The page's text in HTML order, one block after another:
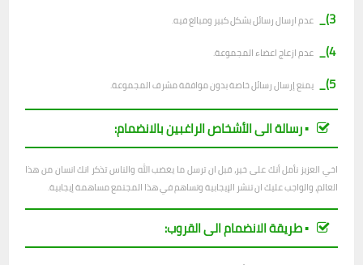
3)_ عدم ارسال رسائل بشكل كبير ومبالغ فيه.
4)_ عدم ازعاج اعضاء المجموعة.
5)_ يمنع إرسال رسائل خاصة بدون موافقة مشرف المجموعة.
▪︎ رسالة الى الأشخاص الراغبين بالانضمام:
اخي العزيز نأمل أنك على خير، قبل ان ترسل ما يغضب الله والناس تذكر انك انسان من هذا
العالم، والواجب عليك ان تنشر الإيجابية وتساهم في هذا المجتمع مساهمة إيجابية.
▪︎ طريقة الانضمام الى القروب: